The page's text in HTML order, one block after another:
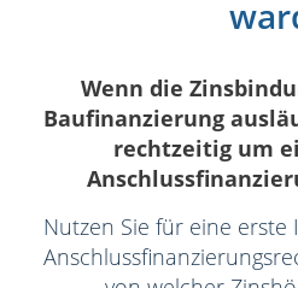
Wenn die
Baufinanzierung
rechtzeitig um
Nutzen Sie für eine